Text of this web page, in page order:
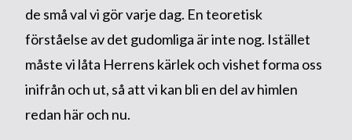
de små val vi gör varje dag. En teoretisk
förståelse av det gudomliga är inte nog. Istället
måste vi låta Herrens kärlek och vishet forma oss
inifrån och ut, så att vi kan bli en del av himlen
redan här och nu.